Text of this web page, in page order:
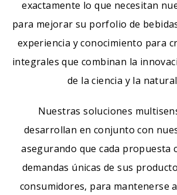
exactamente lo que necesitan
para mejorar su porfolio de
experiencia y conocimiento para
integrales que combinan la
de la ciencia y la
Nuestras soluciones
desarrollan en conjunto con
asegurando que cada propuesta
demandas únicas de sus
consumidores, para mantenerse